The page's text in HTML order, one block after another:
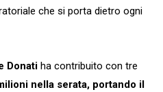
che si porta dietro ogni
Donati ha contribuito con tre
nella serata, portando il